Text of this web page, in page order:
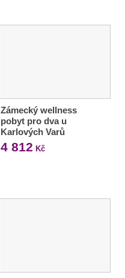
Zámecký wellness
pobyt pro dva u
Karlových Varů
4 812 Kč